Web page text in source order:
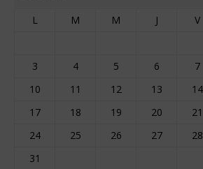
L M M J V
3
4 5 6 7
10
11 12 13 14
17
18 19 20 21
24
25 26 27 28
31